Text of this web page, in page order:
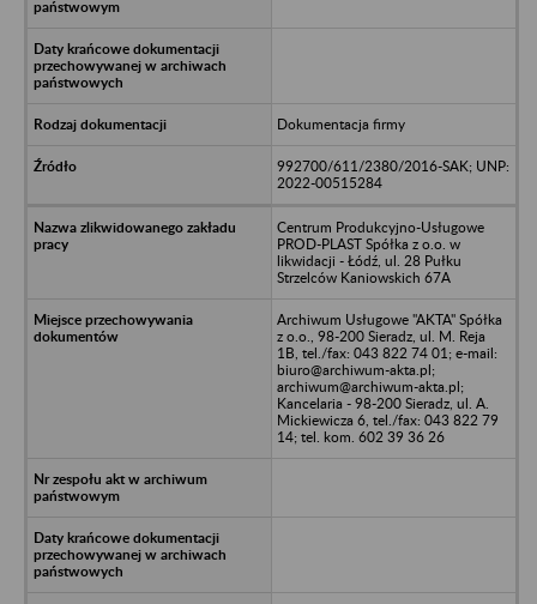
Dokumentacja firmy
992700/611/2380/2016-SAK; UNP:
2022-00515284
Centrum Produkcyjno-Usługowe
PROD-PLAST Spółka z o.o. w
likwidacji - Łódź, ul. 28 Pułku
Strzelców Kaniowskich 67A
Archiwum Usługowe "AKTA" Spółka
z o.o., 98-200 Sieradz, ul. M. Reja
1B, tel./fax: 043 822 74 01; e-mail:
biuro@archiwum-akta.pl;
archiwum@archiwum-akta.pl;
Kancelaria - 98-200 Sieradz, ul. A.
Mickiewicza 6, tel./fax: 043 822 79
14; tel. kom. 602 39 36 26